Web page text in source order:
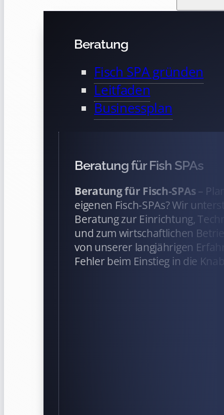
Beratung
Fisch SPA gründen
Leitfaden
Businessplan
Beratung für Fish SPAs
Beratung für Fisch-SPAs–
eigenen Fisch-SPAs? Wir
Beratung zur Einrichtung,
und zum wirtschaftlichen
von unserer langjährigen
Fehler beim Einstieg in die